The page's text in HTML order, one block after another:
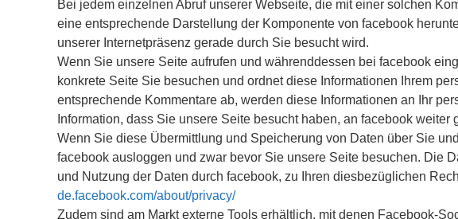
Bei jedem einzelnen Abruf unserer Webseite, die mit einer solchen
eine entsprechende Darstellung der Komponente von facebook
unserer Internetpräsenz gerade durch Sie besucht wird.
Wenn Sie unsere Seite aufrufen und währenddessen bei facebook
konkrete Seite Sie besuchen und ordnet diese Informationen Ihrem
entsprechende Kommentare ab, werden diese Informationen an Ihr
Information, dass Sie unsere Seite besucht haben, an facebook
Wenn Sie diese Übermittlung und Speicherung von Daten über Sie
facebook ausloggen und zwar bevor Sie unsere Seite besuchen. Die
und Nutzung der Daten durch facebook, zu Ihren diesbezüglichen
de.facebook.com/about/privacy/
Zudem sind am Markt externe Tools erhältlich, mit denen Facebook-